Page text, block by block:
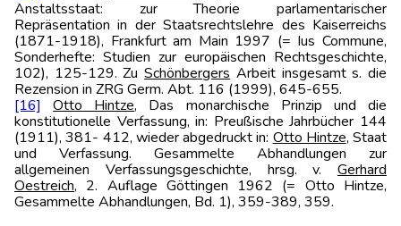
Anstaltsstaat: zur Theorie parlamentarischer
Repräsentation in der Staatsrechtslehre des Kaiserreichs
(1871-1918), Frankfurt am Main 1997 (= Ius Commune,
Sonderhefte: Studien zur europäischen Rechtsgeschichte,
102), 125-129. ZuSchönbergers Arbeit insgesamt s. die
Rezension in ZRG Germ. Abt. 116 (1999), 645-655.
[16]
Otto Hintze, Das monarchische Prinzip und die
konstitutionelle Verfassung, in: Preußische Jahrbücher 144
(1911), 381- 412, wieder abgedruckt in: Otto Hintze, Staat
und Verfassung. Gesammelte Abhandlungen zur
allgemeinen Verfassungsgeschichte, hrsg. v. Gerhard
Oestreich, 2. Auflage Göttingen 1962 (= Otto Hintze,
Gesammelte Abhandlungen, Bd. 1), 359-389, 359.